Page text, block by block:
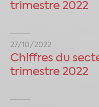
trimestre 2022
27/10/2022
Chiffres du
trimestre 2022